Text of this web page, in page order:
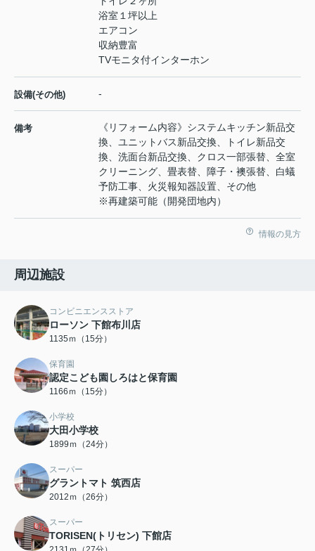
浴室１坪以上
エアコン
収納豊富
TVモニタ付インターホン
設備(その他) -
備考
《リフォーム内容》システムキッチン新品交
換、ユニットバス新品交換、トイレ新品交
換、洗面台新品交換、クロス一部張替、全室
クリーニング、畳表替、障子・襖張替、白蟻
予防工事、火災報知器設置、その他
※再建築可能（開発団地内）
情報の見方
周辺施設
コンビニエンスストア
ローソン 下館布川店
1135ｍ（15分）
保育園
認定こども園しろはと保育園
1166ｍ（15分）
小学校
大田小学校
1899ｍ（24分）
スーパー
グラントマト 筑西店
2012ｍ（26分）
スーパー
TORISEN(トリセン) 下館店